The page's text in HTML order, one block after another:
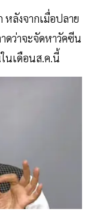
หลังจากเมื่อปลาย
ดว่าจะจัดหาวัคซีน
นเดือนส.ค.นี้